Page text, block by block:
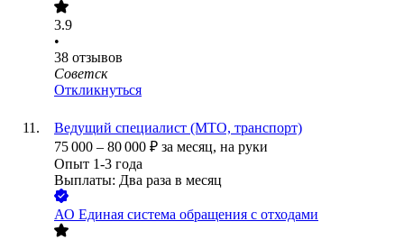
3.9
•
38 отзывов
Советск
Откликнуться
Ведущий специалист (МТО, транспорт)
75 000 – 80 000 ₽ за месяц, на руки
Опыт 1-3 года
Выплаты: Два раза в месяц
АО Единая система обращения с отходами